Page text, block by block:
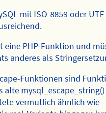
mit ISO-8859 oder
eine PHP-Funktion und
anderes als
Funktionen sind
alte
vermutlich ähnlich wie